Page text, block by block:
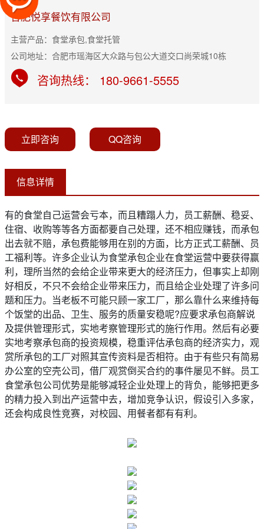
合肥悦享餐饮有限公司
主营产品：食堂承包,食堂托管
公司地址：合肥市瑶海区大众路与包公大道交口尚荣城10栋
咨询热线： 180-9661-5555
立即咨询 QQ咨询
信息详情
有的食堂自己运营会亏本，而且糟蹋人力，员工薪酬、稳妥、
住宿、收购等等各方面都要自己处理，还不相应赚钱，而承包
出去就不赔，承包费能够用在别的方面，比方正式工薪酬、员
工福利等。许多企业认为食堂承包企业在食堂运营中要获得赢
利，理所当然的会给企业带来更大的经济压力，但事实上却刚
好相反，不只不会给企业带来压力，而且给企业处理了许多问
题和压力。当老板不可能只顾一家工厂，那么靠什么来维持每
个饭堂的出品、卫生、服务的质量安稳呢?应要求承包商解说
及提供管理形式，实地考察管理形式的施行作用。然后有必要
实地考察承包商的投资规模，稳重评估承包商的经济实力，观
赏所承包的工厂对照其宣传资料是否相符。由于有些只有简易
办公室的空壳公司，借厂观赏倒买合约的事件屡见不鲜。员工
食堂承包公司优势是能够减轻企业处理上的背负，能够把更多
的精力投入到出产运营中去，增加竞争认识，假设引入多家，
还会构成良性竞赛，对校园、用餐者都有有利。